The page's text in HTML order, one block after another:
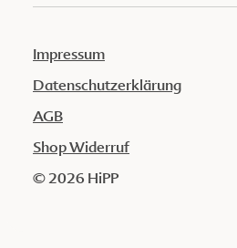
Impressum
Datenschutzerklärung
AGB
Shop Widerruf
© 2026 HiPP